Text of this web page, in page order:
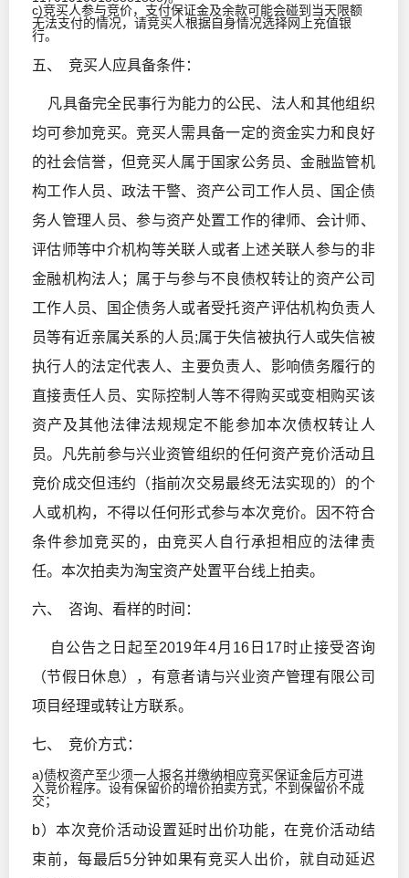
c)竞买人参与竞价，支付保证金及余款可能会碰到当天限额
无法支付的情况，请竞买人根据自身情况选择网上充值银
行。
五、 竞买人应具备条件：
凡具备完全民事行为能力的公民、法人和其他组织
均可参加竞买。竞买人需具备一定的资金实力和良好
的社会信誉，但竞买人属于国家公务员、金融监管机
构工作人员、政法干警、资产公司工作人员、国企债
务人管理人员、参与资产处置工作的律师、会计师、
评估师等中介机构等关联人或者上述关联人参与的非
金融机构法人；属于与参与不良债权转让的资产公司
工作人员、国企债务人或者受托资产评估机构负责人
员等有近亲属关系的人员;属于失信被执行人或失信被
执行人的法定代表人、主要负责人、影响债务履行的
直接责任人员、实际控制人等不得购买或变相购买该
资产及其他法律法规规定不能参加本次债权转让人
员。凡先前参与兴业资管组织的任何资产竞价活动且
竞价成交但违约（指前次交易最终无法实现的）的个
人或机构，不得以任何形式参与本次竞价。因不符合
条件参加竞买的，由竞买人自行承担相应的法律责
任。本次拍卖为淘宝资产处置平台线上拍卖。
六、 咨询、看样的时间：
自公告之日起至2019年4月16日17时止接受咨询
（节假日休息），有意者请与兴业资产管理有限公司
项目经理或转让方联系。
七、 竞价方式：
a)债权资产至少须一人报名并缴纳相应竞买保证金后方可进
入竞价程序。设有保留价的增价拍卖方式，不到保留价不成
交；
b）本次竞价活动设置延时出价功能，在竞价活动结
束前，每最后5分钟如果有竞买人出价，就自动延迟